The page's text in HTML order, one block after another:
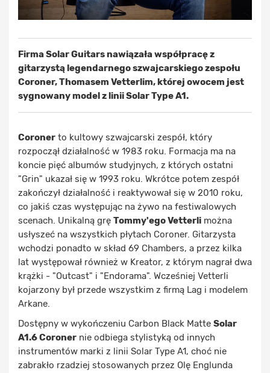
Firma Solar Guitars nawiązała współpracę z
gitarzystą legendarnego szwajcarskiego zespołu
Coroner, Thomasem Vetterlim, której owocem jest
sygnowany model z linii Solar Type A1.
Coroner to kultowy szwajcarski zespół, który
rozpoczął działalność w 1983 roku. Formacja ma na
koncie pięć albumów studyjnych, z których ostatni
"Grin" ukazał się w 1993 roku. Wkrótce potem zespół
zakończył działalność i reaktywował się w 2010 roku,
co jakiś czas występując na żywo na festiwalowych
scenach. Unikalną grę Tommy'ego Vetterli można
usłyszeć na wszystkich płytach Coroner. Gitarzysta
wchodzi ponadto w skład 69 Chambers, a przez kilka
lat występował również w Kreator, z którym nagrał dwa
krążki - "Outcast" i "Endorama". Wcześniej Vetterli
kojarzony był przede wszystkim z firmą Lag i modelem
Arkane.
Dostępny w wykończeniu Carbon Black Matte Solar
A1.6 Coroner nie odbiega stylistyką od innych
instrumentów marki z linii Solar Type A1, choć nie
zabrakło rzadziej stosowanych przez Olę Englunda